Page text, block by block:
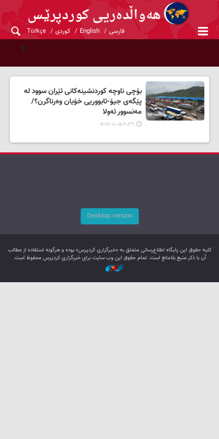
فارسی English کوردی Türkçe
بۆچی ناوچە کوردنشینەکانی ئێران سوود لە
پێگەی جیۆ-ئابووریی خۆیان وەرناگرن؟/
مەنسوور ئەولا
٢٠٢٦-٠٥-١١ ٠٩:٢١
Desktop version
کليه حقوق اين پایگاه اطلاع‌رسانی متعلق به «خبرگزاری کردپرس» بوده و هرگونه استفاده از مطالب
آن با ذکر منبع بلامانع است. تمام حقوق این وب سایت برای خبرگزاری کردپرس محفوظ است.